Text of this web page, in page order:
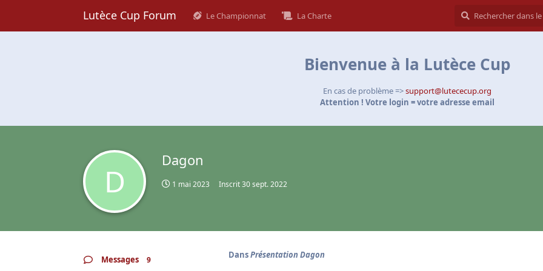
Lutèce Cup Forum Le Championnat La Charte
Bienvenue à la Lutèce Cup
En cas de problème =>support@lutececup.org
Attention ! Votre login = votre adresse email
D
Dagon
1 mai 2023 Inscrit30 sept. 2022
Messages 9 DansPrésentation Dagon